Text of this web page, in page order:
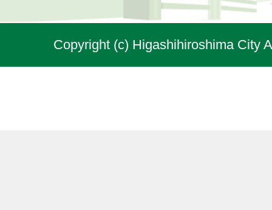
Copyright (c) Higashihiroshima City